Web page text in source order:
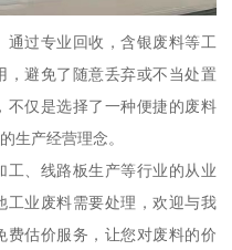
通过专业回收，含银废料等工
，避免了随意丢弃或不当处置
不仅是选择了一种便捷的废料
生产经营理念。
工、线路板生产等行业的从业
工业废料需要处理，欢迎与我
费估价服务，让您对废料的价